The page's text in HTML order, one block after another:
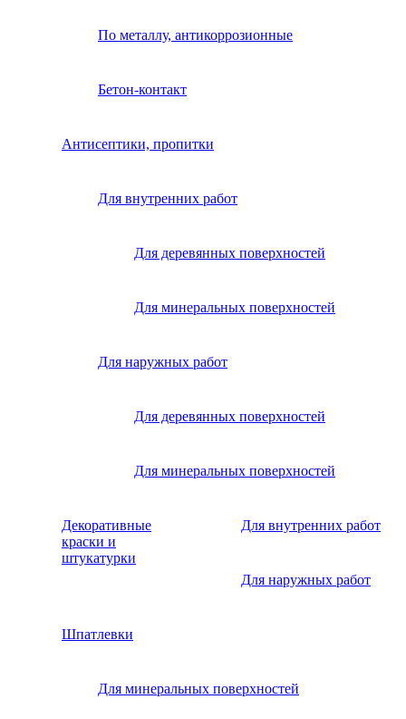
По металлу, антикоррозионные
Бетон-контакт
Антисептики, пропитки
Для внутренних работ
Для деревянных поверхностей
Для минеральных поверхностей
Для наружных работ
Для деревянных поверхностей
Для минеральных поверхностей
Декоративные
краски и
штукатурки
Для внутренних работ
Для наружных работ
Шпатлевки
Для минеральных поверхностей